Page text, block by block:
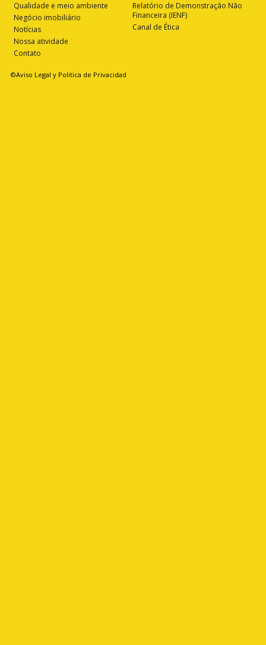
Qualidade e meio ambiente
Negócio imobiliário
Notícias
Nossa atividade
Contato
Relatório de Demonstração Não
Financeira (IENF)
Canal de Ética
©Aviso Legal y Politica de Privacidad